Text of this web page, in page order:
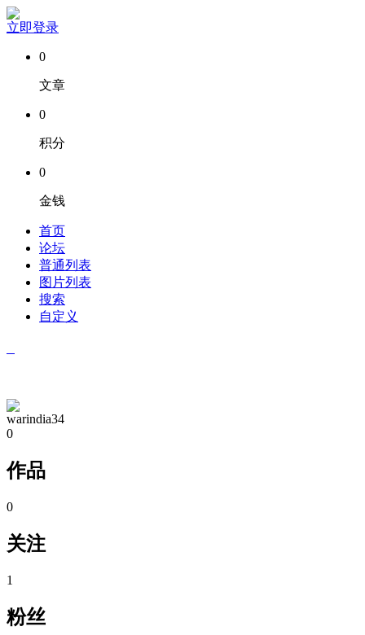
立即登录
0
文章
0
积分
0
金钱
首页
论坛
普通列表
图片列表
搜索
自定义
warindia34
0
作品
0
关注
1
粉丝